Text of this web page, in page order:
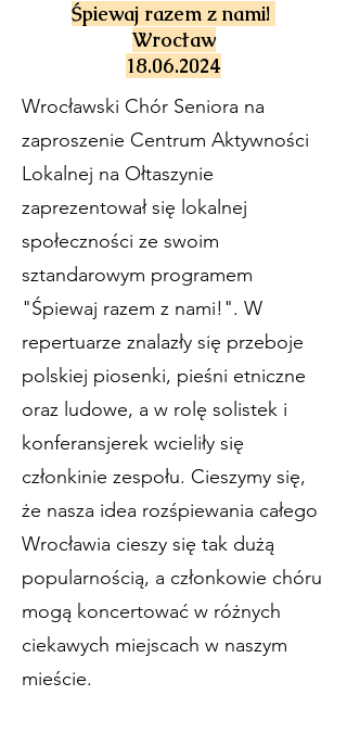
Śpiewaj razem z nami!
Wrocław
18.06.2024
Wrocławski Chór Seniora na
zaproszenie Centrum Aktywności
Lokalnej na Ołtaszynie
zaprezentował się lokalnej
społeczności ze swoim
sztandarowym programem
"Śpiewaj razem z nami!". W
repertuarze znalazły się przeboje
polskiej piosenki, pieśni etniczne
oraz ludowe, a w rolę solistek i
konferansjerek wcieliły się
członkinie zespołu. Cieszymy się,
że nasza idea rozśpiewania całego
Wrocławia cieszy się tak dużą
popularnością, a członkowie chóru
mogą koncertować w różnych
ciekawych miejscach w naszym
mieście.